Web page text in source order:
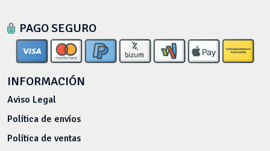
PAGO SEGURO
INFORMACIÓN
Aviso Legal
Política de envíos
Política de ventas